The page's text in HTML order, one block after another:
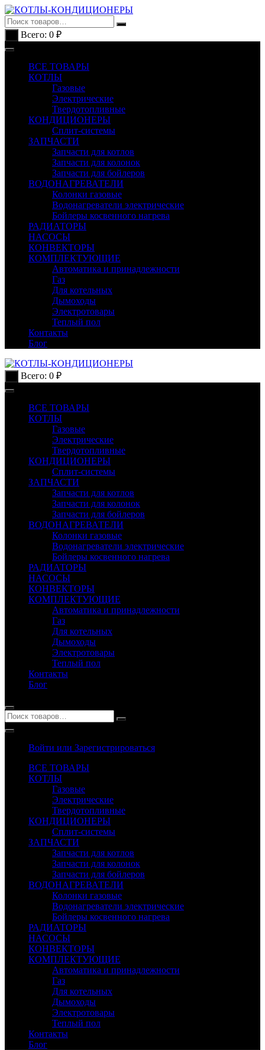
Перейти
к
содержимому
Всего: 0 ₽
ВСЕ ТОВАРЫ
КОТЛЫ
Газовые
Электрические
Твердотопливные
КОНДИЦИОНЕРЫ
Сплит-системы
ЗАПЧАСТИ
Запчасти для котлов
Запчасти для колонок
Запчасти для бойлеров
ВОДОНАГРЕВАТЕЛИ
Колонки газовые
Водонагреватели электрические
Бойлеры косвенного нагрева
РАДИАТОРЫ
НАСОСЫ
КОНВЕКТОРЫ
КОМПЛЕКТУЮЩИЕ
Автоматика и принадлежности
Газ
Для котельных
Дымоходы
Электротовары
Теплый пол
Контакты
Блог
Всего: 0 ₽
ВСЕ ТОВАРЫ
КОТЛЫ
Газовые
Электрические
Твердотопливные
КОНДИЦИОНЕРЫ
Сплит-системы
ЗАПЧАСТИ
Запчасти для котлов
Запчасти для колонок
Запчасти для бойлеров
ВОДОНАГРЕВАТЕЛИ
Колонки газовые
Водонагреватели электрические
Бойлеры косвенного нагрева
РАДИАТОРЫ
НАСОСЫ
КОНВЕКТОРЫ
КОМПЛЕКТУЮЩИЕ
Автоматика и принадлежности
Газ
Для котельных
Дымоходы
Электротовары
Теплый пол
Контакты
Блог
Войти или Зарегистрироваться
ВСЕ ТОВАРЫ
КОТЛЫ
Газовые
Электрические
Твердотопливные
КОНДИЦИОНЕРЫ
Сплит-системы
ЗАПЧАСТИ
Запчасти для котлов
Запчасти для колонок
Запчасти для бойлеров
ВОДОНАГРЕВАТЕЛИ
Колонки газовые
Водонагреватели электрические
Бойлеры косвенного нагрева
РАДИАТОРЫ
НАСОСЫ
КОНВЕКТОРЫ
КОМПЛЕКТУЮЩИЕ
Автоматика и принадлежности
Газ
Для котельных
Дымоходы
Электротовары
Теплый пол
Контакты
Блог